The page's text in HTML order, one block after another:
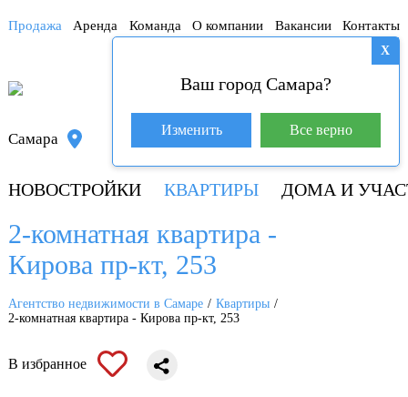
Продажа Аренда Команда О компании Вакансии Контакты
База покупателей (600)
Самара 8 800 250-04-53
НОВОСТРОЙКИ КВАРТИРЫ ДОМА И
X
Ваш город Самара?
Изменить Все верно
2-комнатная квартира -
Кирова пр-кт, 253
Агентство недвижимости в Самаре
Квартиры
2-комнатная квартира - Кирова пр-кт, 253
В избранное